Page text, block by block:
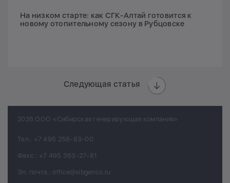
На низком старте: как СГК-Алтай готовится к
новому отопительному сезону в Рубцовске
Следующая статья
2026 ООО «Сибирская генерирующая компания»
Тел.: +7 495 258-83-00
Факс.: +7 495 363-27-81
Эл. почта.: office@sibgenco.ru